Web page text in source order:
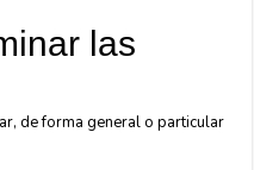
las
de forma general o particular